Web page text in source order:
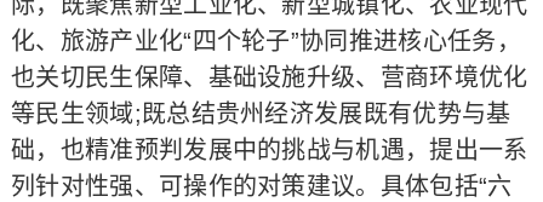
化、旅游产业化“四个轮子”协同推进核心任务，
也关切民生保障、基础设施升级、营商环境优化
等民生领域;既总结贵州经济发展既有优势与基
础，也精准预判发展中的挑战与机遇，提出一系
列针对性强、可操作的对策建议。具体包括“六